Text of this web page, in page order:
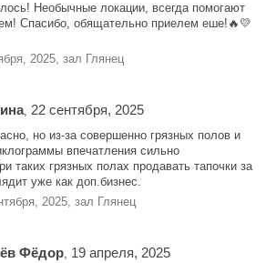
Необычные локации, всегда помогают
Спасибо, обящательно приелем еше!🔥💛
2025, зал Глянец
, 22 сентября, 2025
но из-за совершенно грязных полов и
впечатления сильно
таких грязных полах продавать тапочки за
уже как доп.бизнес.
2025, зал Глянец
Фёдор, 19 апреля, 2025